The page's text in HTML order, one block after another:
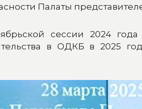
Палаты
сессии 2024
в ОДКБ в 2025